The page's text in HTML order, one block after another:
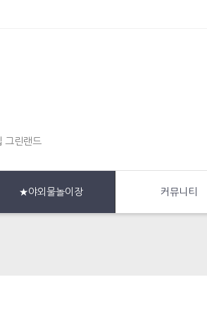
그린랜드
★야외물놀이장 커뮤니티